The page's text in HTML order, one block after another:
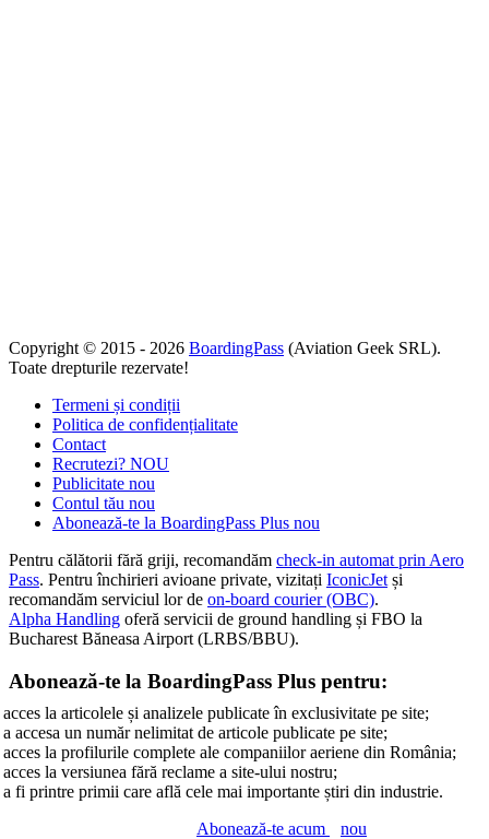
Copyright © 2015 - 2026 BoardingPass (Aviation Geek SRL).
Toate drepturile rezervate!
Termeni și condiții
Politica de confidențialitate
Contact
Recrutezi? NOU
Publicitate nou
Contul tău nou
Abonează-te la BoardingPass Plus nou
Pentru călătorii fără griji, recomandăm check-in automat prin Aero
Pass. Pentru închirieri avioane private, vizitați IconicJet și
recomandăm serviciul lor de on-board courier (OBC).
Alpha Handling oferă servicii de ground handling și FBO la
Bucharest Băneasa Airport (LRBS/BBU).
Abonează-te la BoardingPass Plus pentru:
acces la articolele și analizele publicate în exclusivitate pe site;
a accesa un număr nelimitat de articole publicate pe site;
acces la profilurile complete ale companiilor aeriene din România;
acces la versiunea fără reclame a site-ului nostru;
a fi printre primii care află cele mai importante știri din industrie.
Abonează-te acum
nou